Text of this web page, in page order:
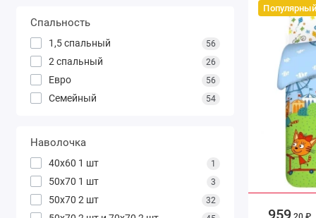
Спальность
1,5 спальный 56
2 спальный 26
Евро 56
Семейный 54
Наволочка
40х60 1 шт 1
50х70 1 шт 3
50х70 2 шт 32
Популярный